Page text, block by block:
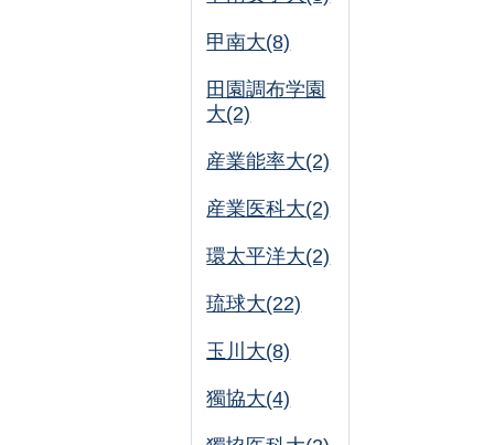
甲南大(8)
田園調布学園
大(2)
産業能率大(2)
産業医科大(2)
環太平洋大(2)
琉球大(22)
玉川大(8)
獨協大(4)